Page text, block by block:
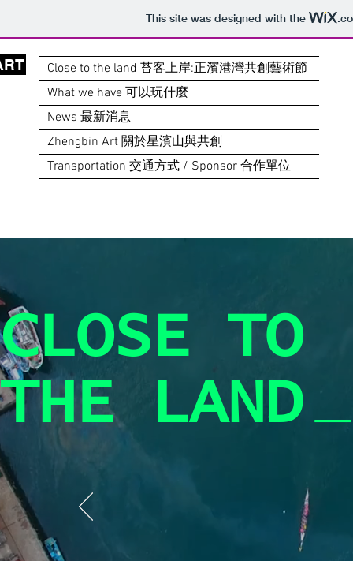
This site was designed with the
Close to the land 苔客上岸:正濱港灣共創藝術節
What we have 可以玩什麼
News 最新消息
Zhengbin Art 關於星濱山與共創
Transportation 交通方式 / Sponsor 合作單位
CLOSE TO
​THE LAND _